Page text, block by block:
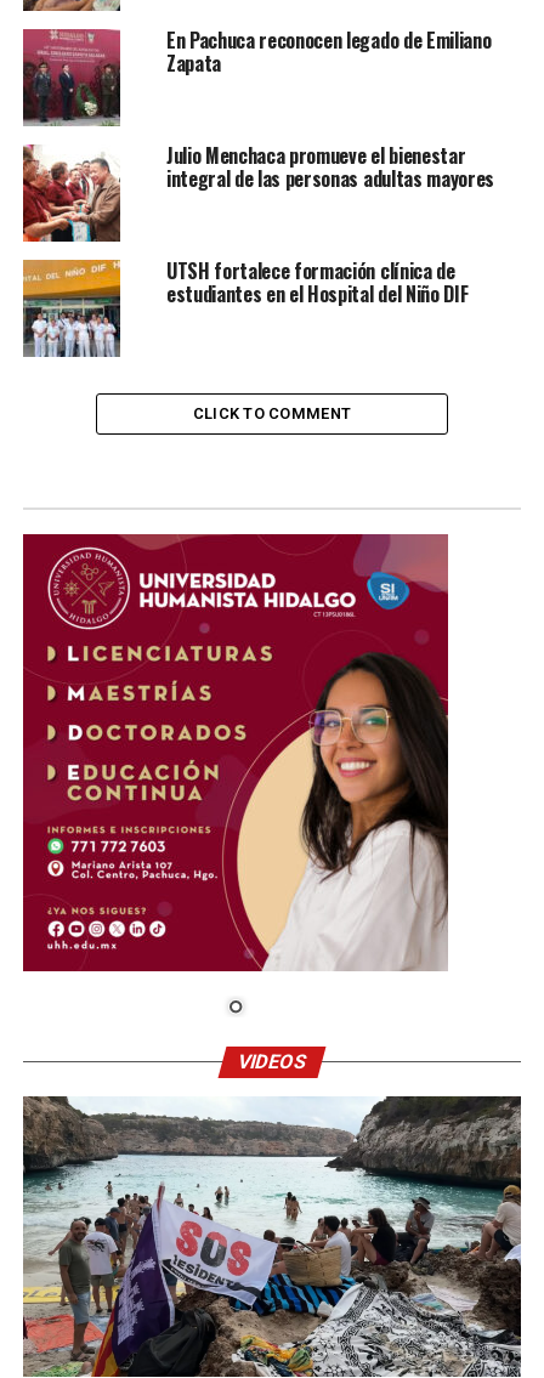
En Pachuca reconocen legado de Emiliano
Zapata
Julio Menchaca promueve el bienestar
integral de las personas adultas mayores
UTSH fortalece formación clínica de
estudiantes en el Hospital del Niño DIF
CLICK TO COMMENT
VIDEOS